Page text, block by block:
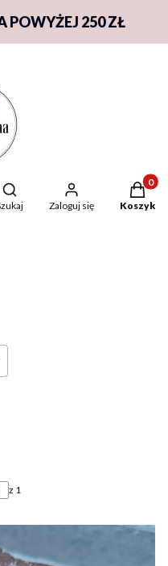
POWYŻEJ 250 ZŁ
Otwórz wyszukiwarkę
Zaloguj się Koszyk
z 1